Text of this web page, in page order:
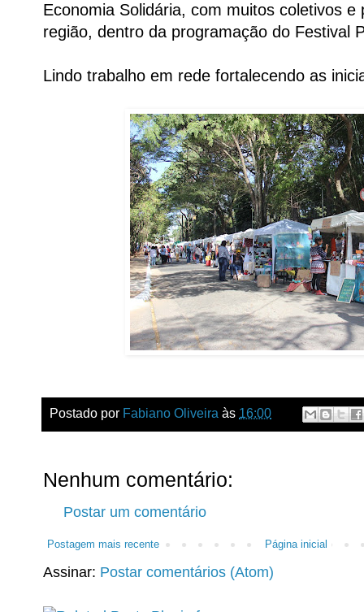
Economia Solidária, com muitos coletivos
região, dentro da programação do Festival
Lindo trabalho em rede fortalecendo as
Postado por Fabiano Oliveira às 16:00
Nenhum comentário:
Postar um comentário
Postagem mais recente Página inicial
Assinar: Postar comentários (Atom)